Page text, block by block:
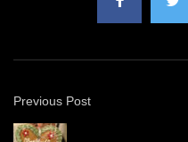
Previous Post